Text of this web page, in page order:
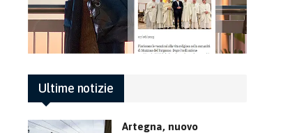
Ultime notizie
Artegna, nuovo